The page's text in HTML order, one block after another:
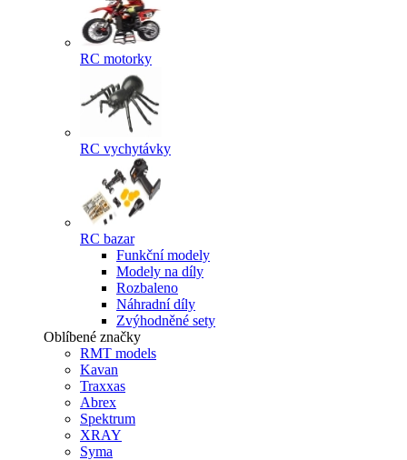
RC motorky
RC vychytávky
RC bazar
Funkční modely
Modely na díly
Rozbaleno
Náhradní díly
Zvýhodněné sety
Oblíbené značky
RMT models
Kavan
Traxxas
Abrex
Spektrum
XRAY
Syma